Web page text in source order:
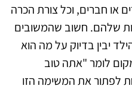
או חברים, וכל צורת הכרה
שלהם. חשוב שהמשובים
יבין בדיוק על מה הוא
לומר "אתה טוב
לפתור את המשימה הזו